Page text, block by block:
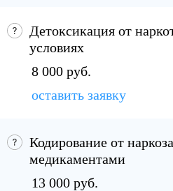
Детоксикация от
условиях
8 000 руб.
оставить заявку
Кодирование от
медикаментами
13 000 руб.